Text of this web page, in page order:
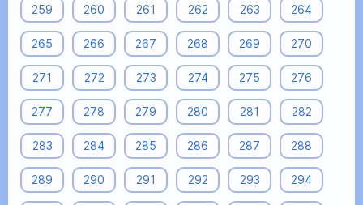
259 260 261 262 263 264
265 266 267 268 269 270
271 272 273 274 275 276
277 278 279 280 281 282
283 284 285 286 287 288
289 290 291 292 293 294